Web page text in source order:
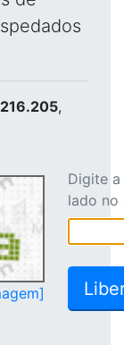
,
Digite
lado no